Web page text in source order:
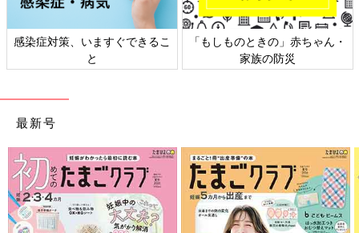
策、いますぐできるこ
「もしものときの」赤ちゃん・
家族の防災
日本外
最新号